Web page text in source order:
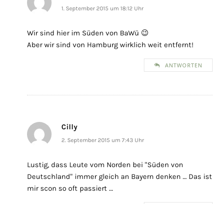
1. September 2015 um 18:12 Uhr
Wir sind hier im Süden von BaWü 😉
Aber wir sind von Hamburg wirklich weit entfernt!
ANTWORTEN
Cilly
2. September 2015 um 7:43 Uhr
Lustig, dass Leute vom Norden bei "Süden von
Deutschland" immer gleich an Bayern denken … Das ist
mir scon so oft passiert …